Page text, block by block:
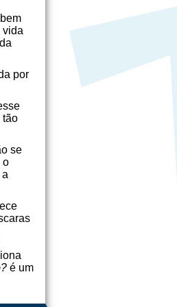
vida
por
tão
se
o
é um